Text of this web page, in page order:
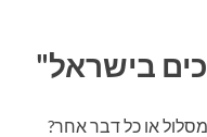
בישראל"
או כל דבר אחר?